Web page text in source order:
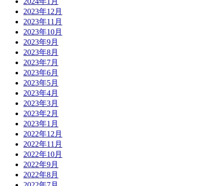
2023年12月
2023年11月
2023年10月
2023年9月
2023年8月
2023年7月
2023年6月
2023年5月
2023年4月
2023年3月
2023年2月
2023年1月
2022年12月
2022年11月
2022年10月
2022年9月
2022年8月